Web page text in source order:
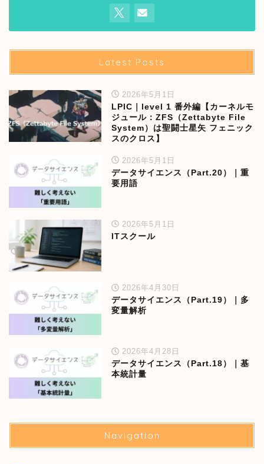
Latest Posts
2026年5月1日
LPIC｜level 1 番外編【カーネルモ
ジュール：ZFS（Zettabyte File
System）は聖闘士星矢 フェニック
スのクロス】
2026年5月1日
データサイエンス（Part.20）｜重
要用語
2026年5月1日
ITスクール
2026年4月30日
データサイエンス（Part.19）｜多
変量解析
2026年4月28日
データサイエンス（Part.18）｜基
本統計量
Navigation